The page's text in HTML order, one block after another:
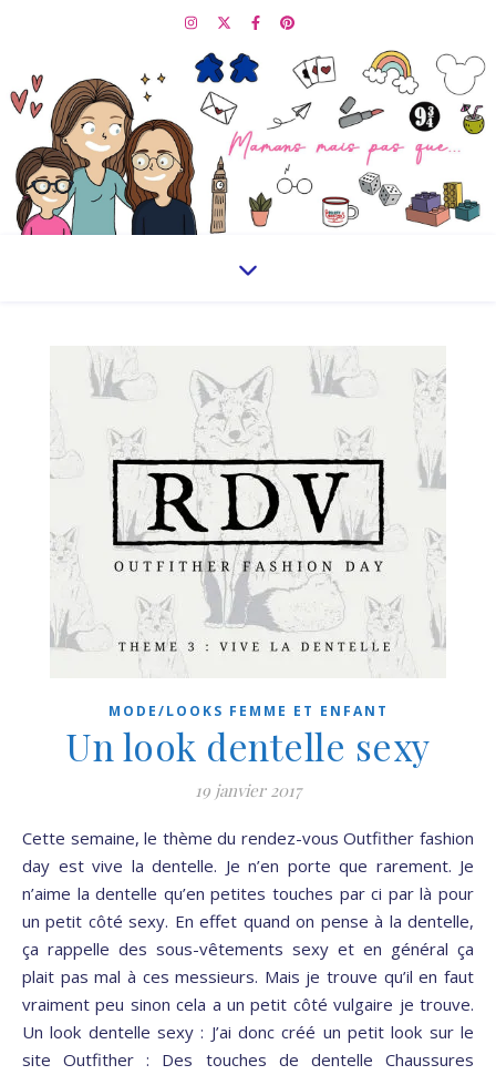
MODE/LOOKS FEMME ET ENFANT
Un look dentelle sexy
19 janvier 2017
Cette semaine, le thème du rendez-vous Outfither fashion
day est vive la dentelle. Je n’en porte que rarement. Je
n’aime la dentelle qu’en petites touches par ci par là pour
un petit côté sexy. En effet quand on pense à la dentelle,
ça rappelle des sous-vêtements sexy et en général ça
plait pas mal à ces messieurs. Mais je trouve qu’il en faut
vraiment peu sinon cela a un petit côté vulgaire je trouve.
Un look dentelle sexy : J’ai donc créé un petit look sur le
site Outfither : Des touches de dentelle Chaussures